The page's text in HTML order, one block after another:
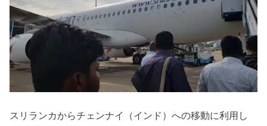
スリランカからチェンナイ（インド）への移動に利用し